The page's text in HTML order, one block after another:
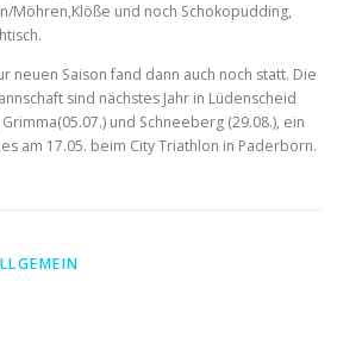
Möhren,Klöße und noch Schokopudding,
neuen Saison fand dann auch noch statt. Die
sind nächstes Jahr in Lüdenscheid
und Schneeberg (29.08.), ein
am 17.05. beim City Triathlon in Paderborn.